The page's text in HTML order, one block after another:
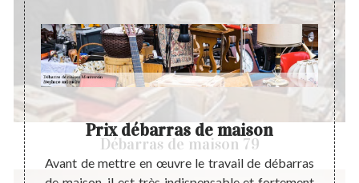
Débarras de maison 79
Prix débarras de maison
Avant de mettre en œuvre le travail de débarras